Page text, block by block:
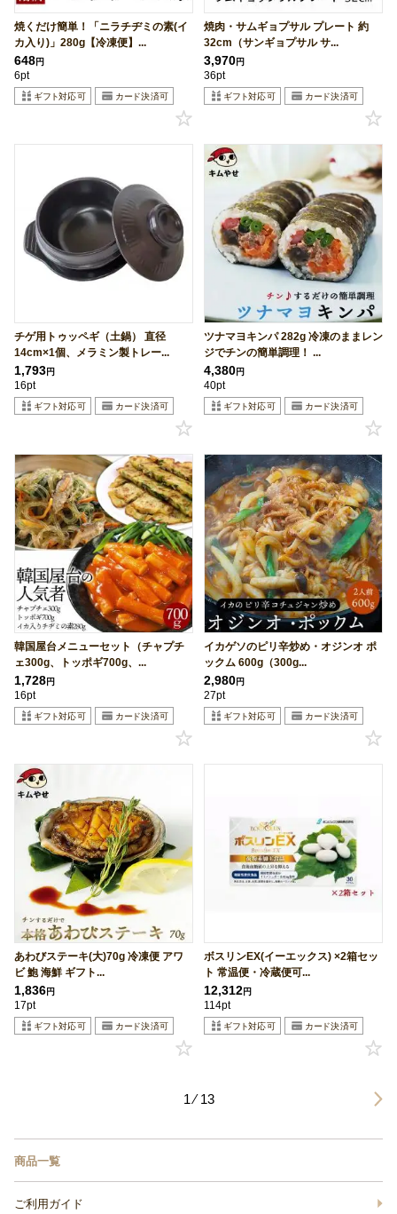
焼くだけ簡単！「ニラチヂミの素(イ
カ入り)」280g【冷凍便】...
648円
6pt
焼肉・サムギョプサル プレート 約
32cm（サンギョプサル サ...
3,970円
36pt
チゲ用トゥッペギ（土鍋） 直径
14cm×1個、メラミン製トレー...
1,793円
16pt
ツナマヨキンパ 282g 冷凍のままレン
ジでチンの簡単調理！ ...
4,380円
40pt
韓国屋台メニューセット（チャプチ
ェ300g、トッポギ700g、...
1,728円
16pt
イカゲソのピリ辛炒め・オジンオ ポ
ックム 600g（300g...
2,980円
27pt
あわびステーキ(大)70g 冷凍便 アワ
ビ 鮑 海鮮 ギフト...
1,836円
17pt
ボスリンEX(イーエックス) ×2箱セッ
ト 常温便・冷蔵便可...
12,312円
114pt
1 ⁄ 13
商品一覧
ご利用ガイド